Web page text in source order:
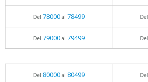
Del 78000al 78499 Del
Del 79000al 79499 Del
Del 80000al 80499 Del